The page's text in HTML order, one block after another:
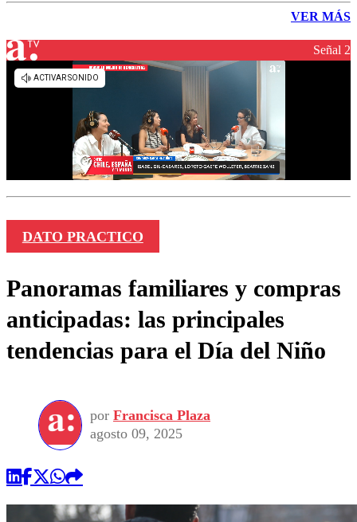
VER MÁS
Señal 2
DATO PRACTICO
Panoramas familiares y compras
anticipadas: las principales
tendencias para el Día del Niño
por Francisca Plaza
agosto 09, 2025